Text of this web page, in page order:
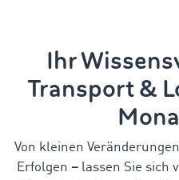
Ihr
Transport &
Von kleinen
Erfolgen –lassen Sie sich